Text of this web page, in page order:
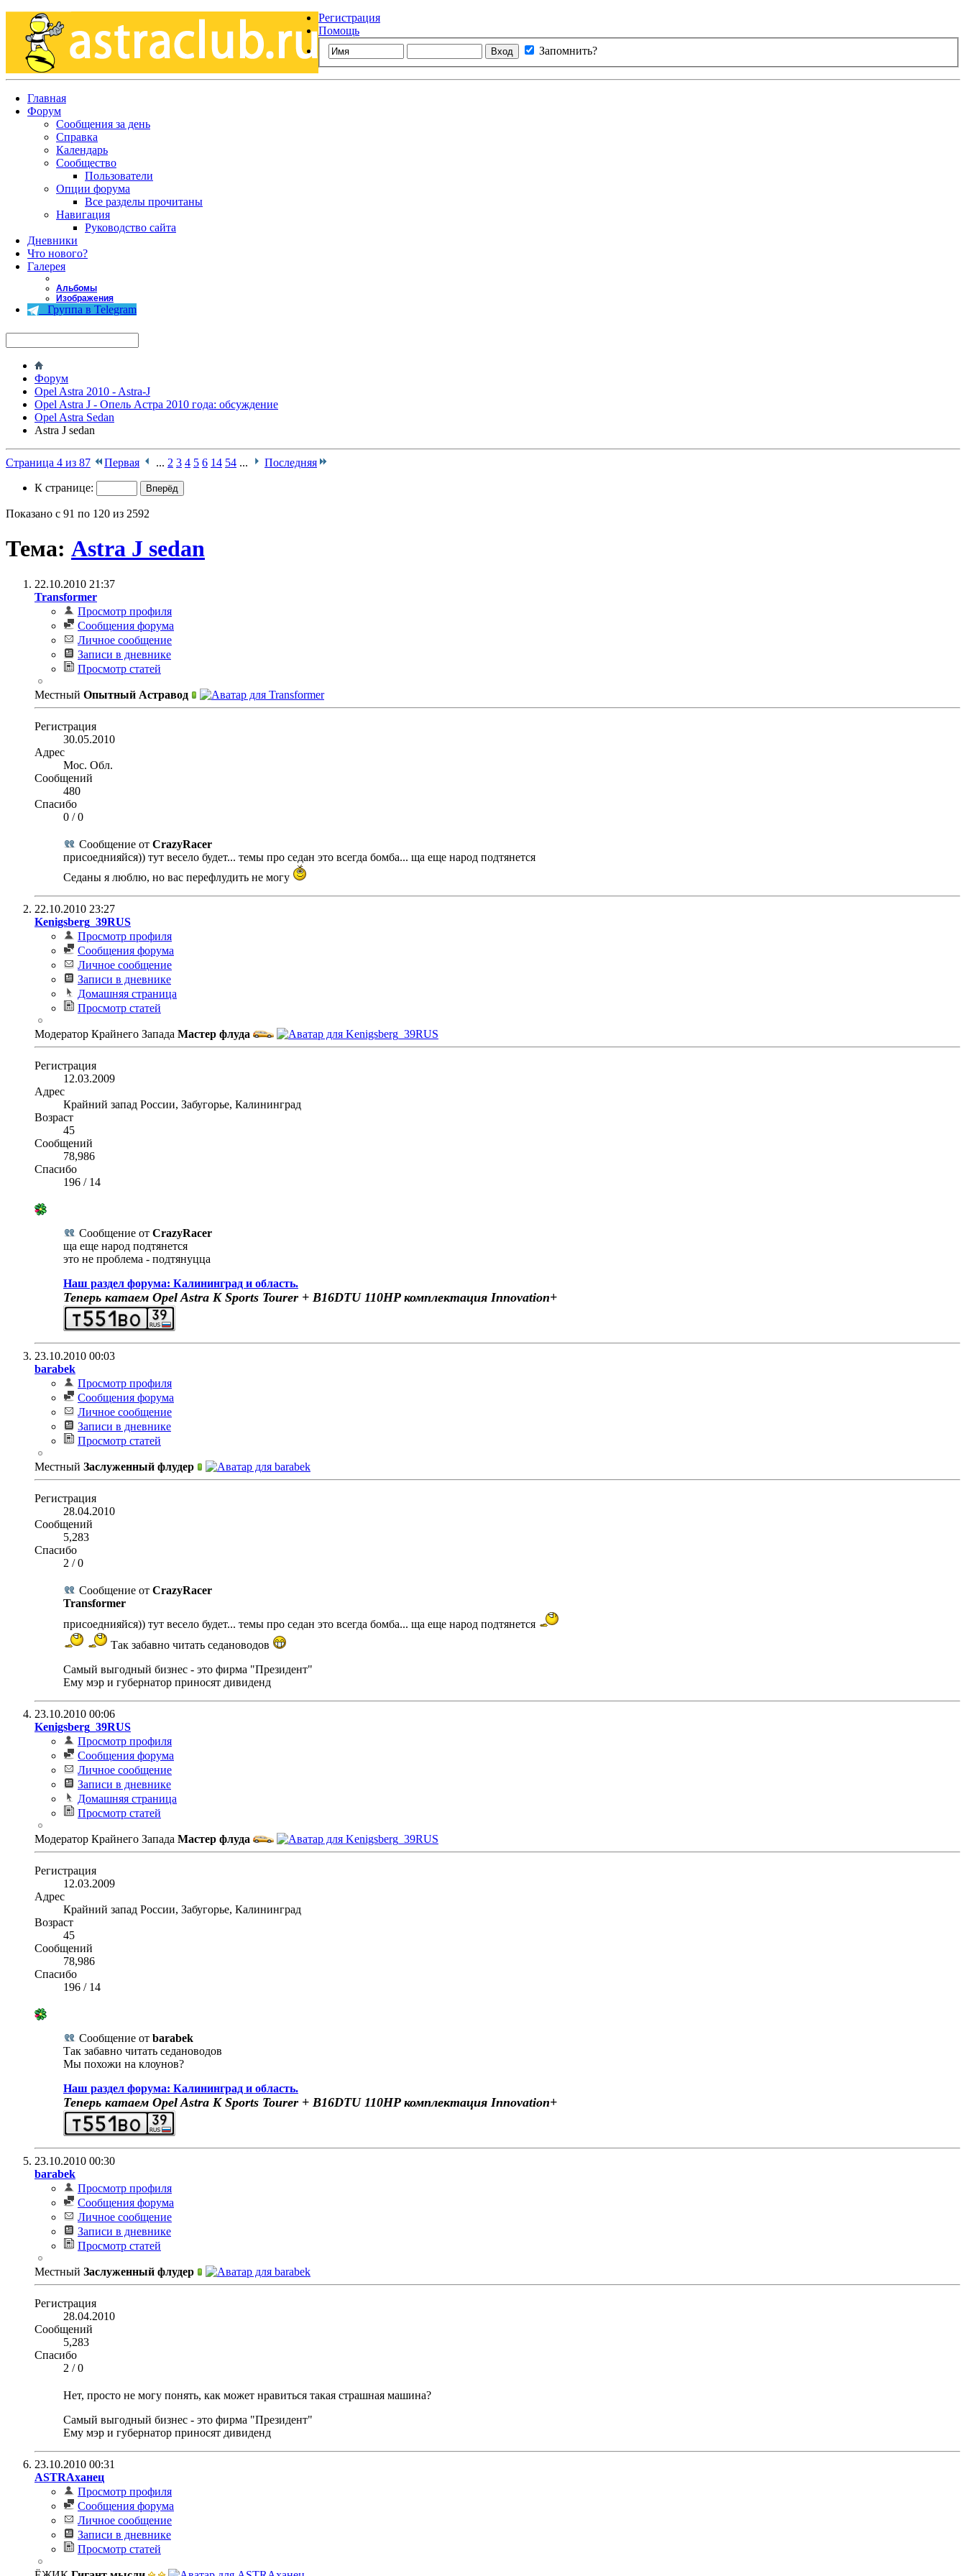
Регистрация
Помощь
Запомнить?
Главная
Форум
Сообщения за день
Справка
Календарь
Сообщество
Пользователи
Опции форума
Все разделы прочитаны
Навигация
Руководство сайта
Дневники
Что нового?
Галерея
Альбомы
Изображения
Группа в Telegram
Форум
Opel Astra 2010 - Astra-J
Opel Astra J - Опель Астра 2010 года: обсуждение
Opel Astra Sedan
Astra J sedan
Страница 4 из 87 Первая ... 2 3 4 5 6 14 54 ... Последняя
К странице:
Показано с 91 по 120 из 2592
Тема: Astra J sedan
22.10.2010 21:37
Transformer
Просмотр профиля
Сообщения форума
Личное сообщение
Записи в дневнике
Просмотр статей
Местный Опытный Астравод
Регистрация
30.05.2010
Адрес
Мос. Обл.
Сообщений
480
Спасибо
0 /0
Сообщение от CrazyRacer
присоеднияйся)) тут весело будет... темы про седан это всегда бомба... ща еще народ подтянется
Седаны я люблю, но вас перефлудить не могу
22.10.2010 23:27
Kenigsberg_39RUS
Просмотр профиля
Сообщения форума
Личное сообщение
Записи в дневнике
Домашняя страница
Просмотр статей
Модератор Крайнего Запада Мастер флуда
Регистрация
12.03.2009
Адрес
Крайний запад России, Забугорье, Калининград
Возраст
45
Сообщений
78,986
Спасибо
196 / 14
Сообщение от CrazyRacer
ща еще народ подтянется
это не проблема - подтянуцца
Наш раздел форума: Калининград и область.
Теперь катаем Opel Astra K Sports Tourer + B16DTU 110HP комплектация Innovation+
23.10.2010 00:03
barabek
Просмотр профиля
Сообщения форума
Личное сообщение
Записи в дневнике
Просмотр статей
Местный Заслуженный флудер
Регистрация
28.04.2010
Сообщений
5,283
Спасибо
2 /0
Сообщение от CrazyRacer
Transformer
присоеднияйся)) тут весело будет... темы про седан это всегда бомба... ща еще народ подтянется
Так забавно читать седановодов
Самый выгодный бизнес - это фирма "Президент"
Ему мэр и губернатор приносят дивиденд
23.10.2010 00:06
Kenigsberg_39RUS
Просмотр профиля
Сообщения форума
Личное сообщение
Записи в дневнике
Домашняя страница
Просмотр статей
Модератор Крайнего Запада Мастер флуда
Регистрация
12.03.2009
Адрес
Крайний запад России, Забугорье, Калининград
Возраст
45
Сообщений
78,986
Спасибо
196 / 14
Сообщение от barabek
Так забавно читать седановодов
Мы похожи на клоунов?
Наш раздел форума: Калининград и область.
Теперь катаем Opel Astra K Sports Tourer + B16DTU 110HP комплектация Innovation+
23.10.2010 00:30
barabek
Просмотр профиля
Сообщения форума
Личное сообщение
Записи в дневнике
Просмотр статей
Местный Заслуженный флудер
Регистрация
28.04.2010
Сообщений
5,283
Спасибо
2 /0
Нет, просто не могу понять, как может нравиться такая страшная машина?
Самый выгодный бизнес - это фирма "Президент"
Ему мэр и губернатор приносят дивиденд
23.10.2010 00:31
ASTRAханец
Просмотр профиля
Сообщения форума
Личное сообщение
Записи в дневнике
Просмотр статей